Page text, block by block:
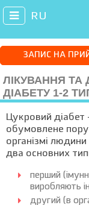
RU
ЗАПИС НА
ЛІКУВАННЯ ТА
ДІАБЕТУ 1-2
Цукровий
обумовлене
організмі
два основних
перший
виробляють
другий (в